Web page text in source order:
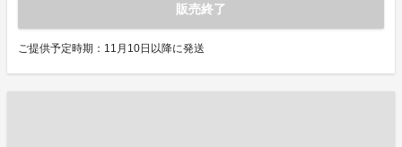
販売終了
ご提供予定時期：11月10日以降に発送